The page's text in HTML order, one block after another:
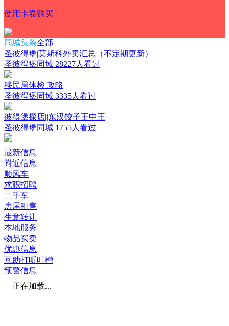
使用卡卷购买
同城头条全部
圣彼得堡|莫斯科外卖汇总（不定期更新）
圣彼得堡同城 28227人看过
移民局体检 攻略
圣彼得堡同城 3335人看过
彼得堡探店||东汉饺子王中王
圣彼得堡同城 1755人看过
最新信息
附近信息
顺风车
求职招聘
二手车
房屋租售
生意转让
本地服务
物品买卖
优惠信息
互助打听吐槽
预警信息
正在加载...